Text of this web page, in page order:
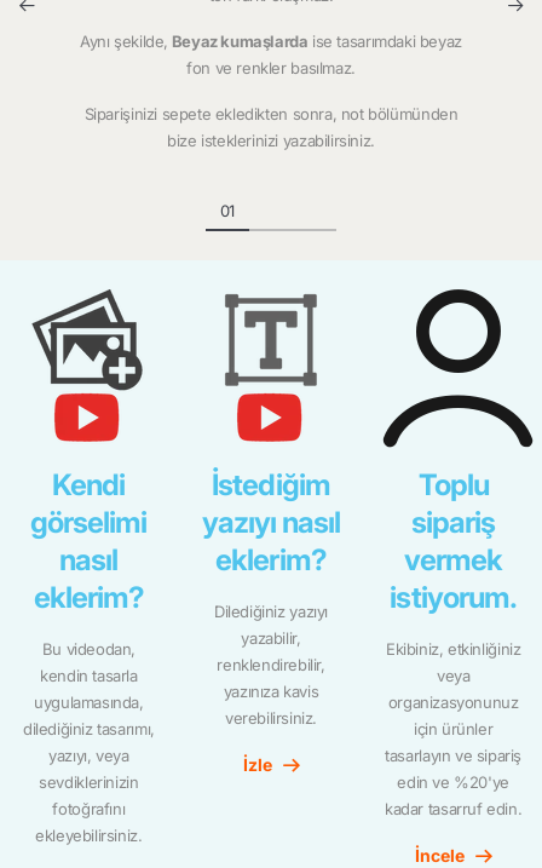
Aynı şekilde, Beyaz kumaşlarda ise tasarımdaki beyaz
fon ve renkler basılmaz.
Siparişinizi sepete ekledikten sonra, not bölümünden
bize isteklerinizi yazabilirsiniz.
Kendi
görselimi
nasıl
eklerim?
Bu videodan,
kendin tasarla
uygulamasında,
dilediğiniz tasarımı,
yazıyı, veya
sevdiklerinizin
fotoğrafını
ekleyebilirsiniz.
İstediğim
yazıyı nasıl
eklerim?
Dilediğiniz yazıyı
yazabilir,
renklendirebilir,
yazınıza kavis
verebilirsiniz.
İzle
Toplu
sipariş
vermek
istiyorum.
Ekibiniz, etkinliğiniz
veya
organizasyonunuz
için ürünler
tasarlayın ve sipariş
edin ve %20'ye
kadar tasarruf edin.
İncele